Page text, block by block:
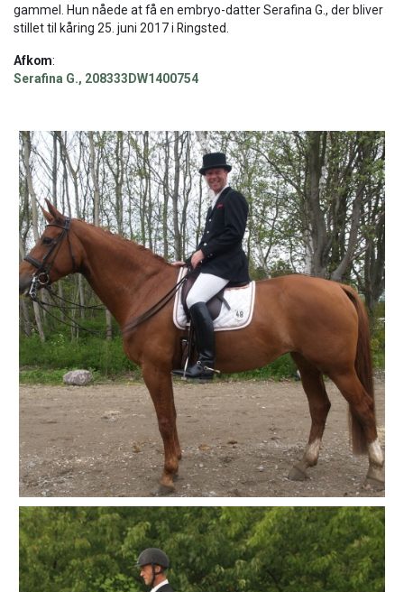
gammel. Hun nåede at få en embryo-datter Serafina G., der bliver
stillet til kåring 25. juni 2017 i Ringsted.
Afkom:
Serafina G., 208333DW1400754